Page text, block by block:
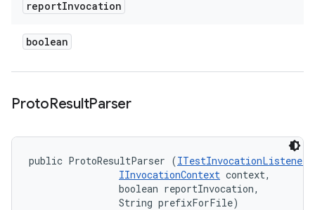
reportInvocation
boolean
ProtoResultParser
public ProtoResultParser (ITestInvocationListener
IInvocationContext context,
                boolean reportInvocation,
                String prefixForFile)